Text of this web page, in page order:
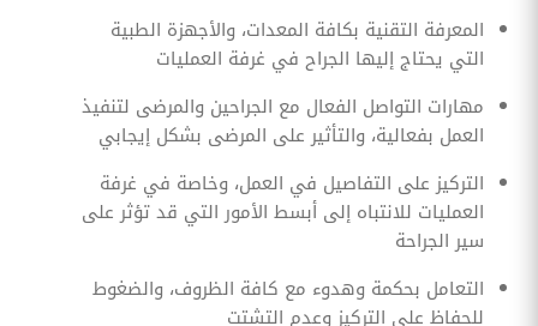
المعرفة التقنية بكافة المعدات، والأجهزة الطبية
التي يحتاج إليها الجراح في غرفة العمليات
مهارات التواصل الفعال مع الجراحين والمرضى لتنفيذ
العمل بفعالية، والتأثير على المرضى بشكل إيجابي
التركيز على التفاصيل في العمل، وخاصة في غرفة
العمليات للانتباه إلى أبسط الأمور التي قد تؤثر على
سير الجراحة
التعامل بحكمة وهدوء مع كافة الظروف، والضغوط
للحفاظ على التركيز وعدم التشتت